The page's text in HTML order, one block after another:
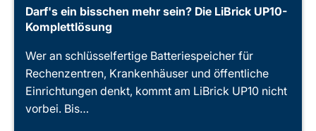
Darf's ein bisschen mehr sein? Die LiBrick UP10-
Komplettlösung
Wer an schlüsselfertige Batteriespeicher für
Rechenzentren, Krankenhäuser und öffentliche
Einrichtungen denkt, kommt am LiBrick UP10 nicht
vorbei. Bis…